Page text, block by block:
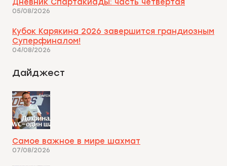
Дневник Спартакиады: часть четвертая
05/08/2026
Кубок Карякина 2026 завершится грандиозным
Суперфиналом!
04/08/2026
Дайджест
Самое важное в мире шахмат
07/08/2026